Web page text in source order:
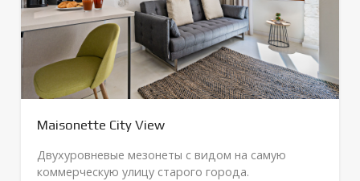
Maisonette City View
Двухуровневые мезонеты с видом на самую
коммерческую улицу старого города.